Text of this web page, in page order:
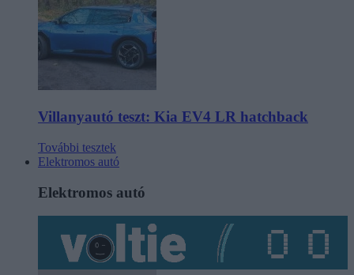
Villanyautó teszt: Kia EV4 LR hatchback
További tesztek
Elektromos autó
Elektromos autó